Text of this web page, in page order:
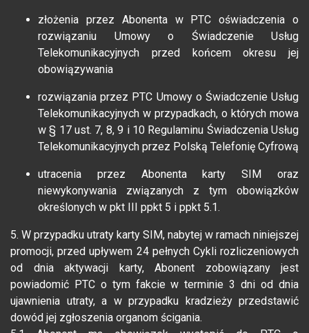
złożenia przez Abonenta w PTC oświadczenia o
rozwiązaniu Umowy o Świadczenie Usług
Telekomunikacyjnych przed końcem okresu jej
obowiązywania
rozwiązania przez PTC Umowy o Świadczenie Usług
Telekomunikacyjnych w przypadkach, o których mowa
w § 17 ust. 7, 8, 9 i 10 Regulaminu Świadczenia Usług
Telekomunikacyjnych przez Polską Telefonię Cyfrową
utracenia przez Abonenta karty SIM oraz
niewykonywania związanych z tym obowiązków
określonych w pkt III ppkt 5 i ppkt 5.1.
5. W przypadku utraty karty SIM, nabytej w ramach niniejszej
promocji, przed upływem 24 pełnych Cykli rozliczeniowych
od dnia aktywacji karty, Abonent zobowiązany jest
powiadomić PTC o tym fakcie w terminie 3 dni od dnia
ujawnienia utraty, a w przypadku kradzieży przedstawić
dowód jej zgłoszenia organom ścigania.